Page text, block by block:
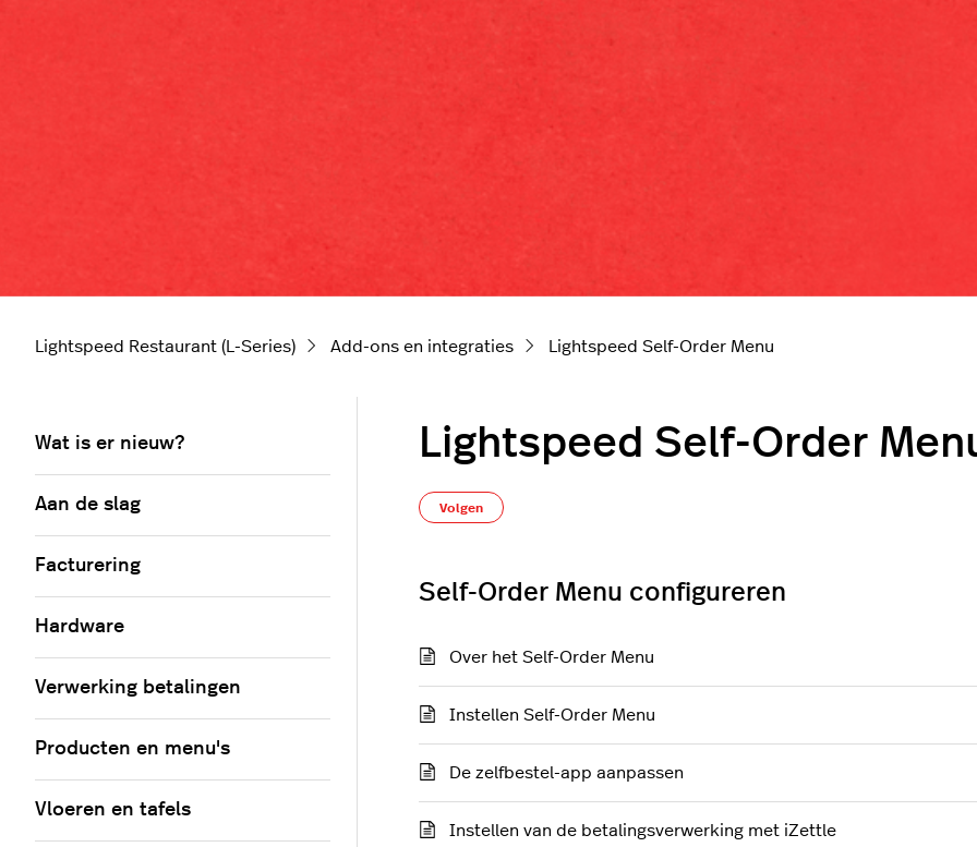
Lightspeed Restaurant (L-Series) Add-ons en integraties Lightspeed Self-Order Menu
Lightspeed Self-Order
Volgen
Self-Order Menu configureren
Over het Self-Order Menu
Instellen Self-Order Menu
De zelfbestel-app aanpassen
Instellen van de betalingsverwerking met iZettle
Wat is er nieuw?
Aan de slag
Facturering
Hardware
Verwerking betalingen
Producten en menu's
Vloeren en tafels